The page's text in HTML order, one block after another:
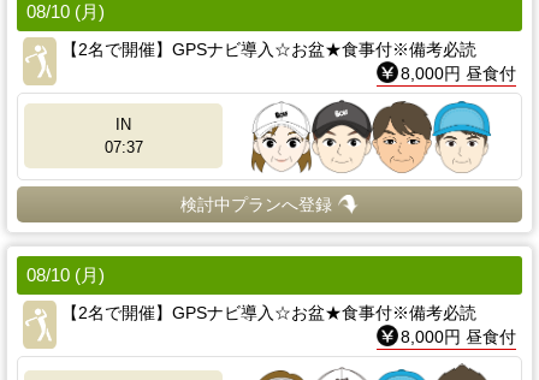
08/10 (月)
【2名で開催】GPSナビ導入☆お盆★食事付※備考必読
8,000円 昼食付
IN
07:37
検討中プランへ登録
08/10 (月)
【2名で開催】GPSナビ導入☆お盆★食事付※備考必読
8,000円 昼食付